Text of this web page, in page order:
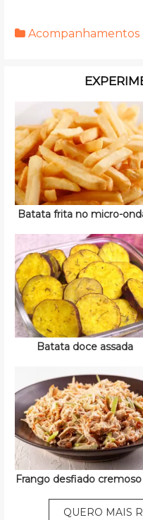
Acompanhamentos
Batata frita no micro-
Batata doce assada
Frango desfiado
QUERO MAIS